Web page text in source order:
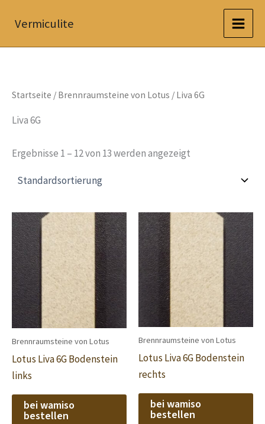
InhaltVermiculite
Startseite / Brennraumsteine von Lotus / Liva 6G
Liva 6G
Ergebnisse 1 – 12 von 13 werden angezeigt
Brennraumsteine von Lotus
Lotus Liva 6G Bodenstein
links
bei wamiso
bestellen
Brennraumsteine von Lotus
Lotus Liva 6G Bodenstein
rechts
bei wamiso
bestellen